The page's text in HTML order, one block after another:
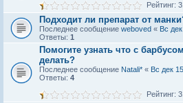
Рейтинг:
Подходит ли препарат от
Последнее сообщение weboved « Вс
Ответы: 1
Помогите узнать что с
делать?
Последнее сообщение Natali* « Вс дек
Ответы: 4
Рейтинг: